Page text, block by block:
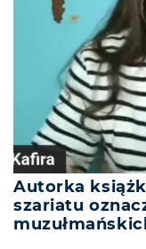
Autorka
szariatu